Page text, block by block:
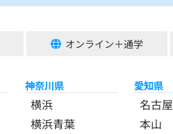
オンライン＋通学
神奈川県
横浜
横浜青葉
愛知県
名古屋
本山